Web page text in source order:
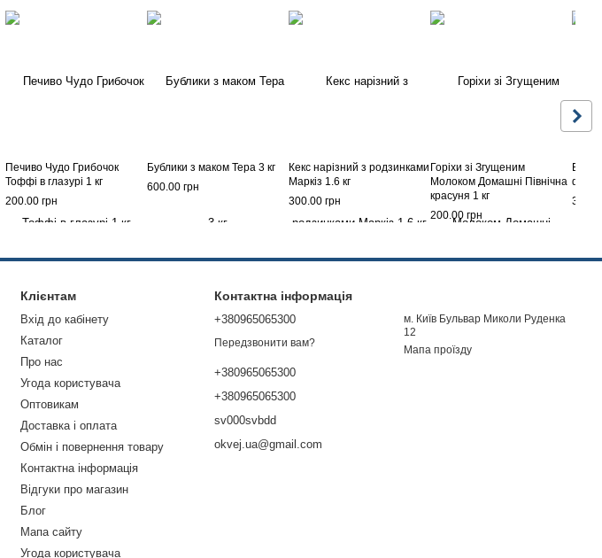
Печиво Чудо Грибочок
Тоффі в глазурі 1 кг
200.00 грн
Бублики з маком Тера 3 кг
600.00 грн
Кекс нарiзний з родзинками
Маркіз 1.6 кг
300.00 грн
Горіхи зі Згущеним
Молоком Домашні Північна
красуня 1 кг
200.00 грн
Клієнтам
Вхід до кабінету
Каталог
Про нас
Угода користувача
Оптовикам
Доставка і оплата
Обмін і повернення товару
Контактна інформація
Відгуки про магазин
Блог
Мапа сайту
Угода користувача
Контактна інформація
+380965065300
Передзвонити вам?
+380965065300
+380965065300
sv000svbdd
okvej.ua@gmail.com
м. Київ Бульвар Миколи Руденка
12
Мапа проїзду